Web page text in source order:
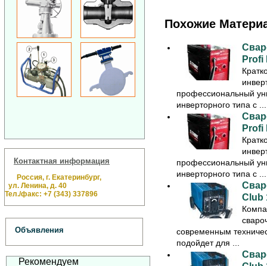
Контактная информация
Россия, г. Екатеринбург,
ул. Ленина, д. 40
Тел./факс: +7 (343) 337896
Объявления
Рекомендуем
Похожие
Profi
профессиональный
инверторного типа с ...
Profi
профессиональный
инверторного типа с ...
Club
современным
подойдет для ...